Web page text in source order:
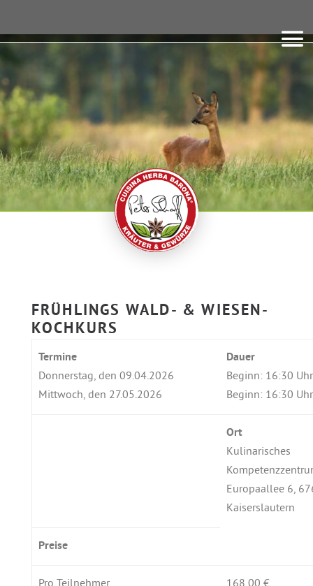
FRÜHLINGS WALD- & WIESEN-
KOCHKURS
Termine
Donnerstag, den 09.04.2026
Mittwoch, den 27.05.2026 ​
Dauer
Beginn: 16:30 Uhr
Beginn: 16:30 Uhr
Ort
Kulinarisches
Europaallee 6,
Kaiserslautern
Preise